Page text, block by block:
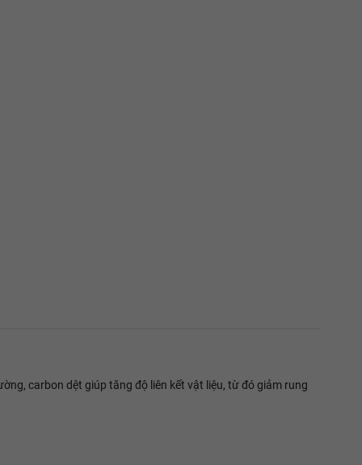
carbon dệt giúp tăng độ liên kết vật liệu, từ đó giảm rung